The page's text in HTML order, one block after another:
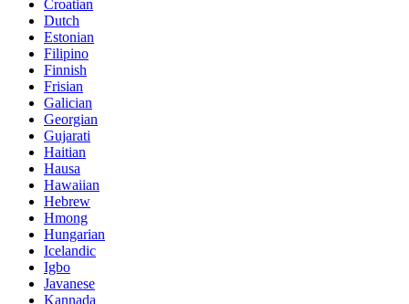
Croatian
Dutch
Estonian
Filipino
Finnish
Frisian
Galician
Georgian
Gujarati
Haitian
Hausa
Hawaiian
Hebrew
Hmong
Hungarian
Icelandic
Igbo
Javanese
Kannada